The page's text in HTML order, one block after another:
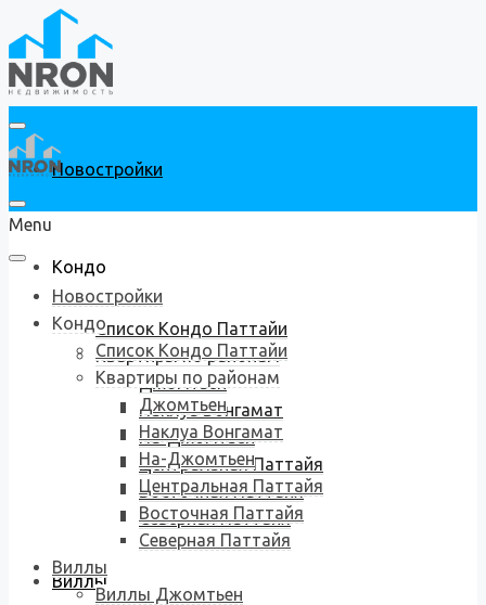
Новостройки
Кондо
Список Кондо Паттайи
Квартиры по районам
Джомтьен
Наклуа Вонгамат
На-Джомтьен
Центральная Паттайя
Восточная Паттайя
Северная Паттайя
Виллы
Menu
Новостройки
Кондо
Список Кондо Паттайи
Квартиры по районам
Джомтьен
Наклуа Вонгамат
На-Джомтьен
Центральная Паттайя
Восточная Паттайя
Северная Паттайя
Виллы
Виллы Джомтьен